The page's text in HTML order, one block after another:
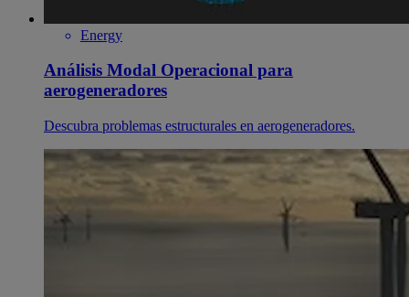
Energy
Análisis Modal Operacional para
aerogeneradores
Descubra problemas estructurales en aerogeneradores.